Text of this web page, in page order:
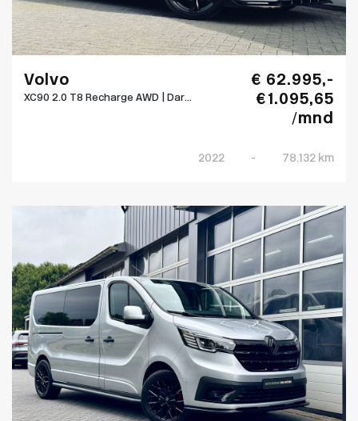
Volvo
XC90 2.0 T8 Recharge AWD | Dar...
€ 62.995,-
€ 1.095,65
/mnd
2022 - 78.132 km